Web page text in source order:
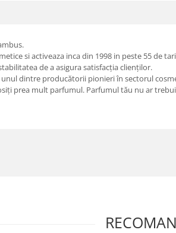
si activeaza inca din 1998 in peste 55 de
de a asigura satisfacția clienților.
dintre producătorii pionieri în sectorul
prea mult parfumul. Parfumul tău nu ar